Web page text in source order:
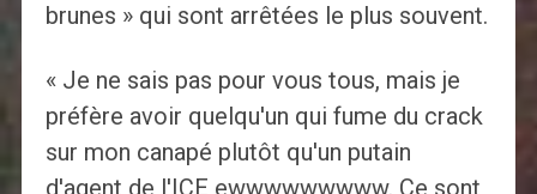
brunes » qui sont arrêtées le plus souvent.
« Je ne sais pas pour vous tous, mais je
préfère avoir quelqu'un qui fume du crack
sur mon canapé plutôt qu'un putain
d'agent de l'ICE ewwwwwwwww. Ce sont